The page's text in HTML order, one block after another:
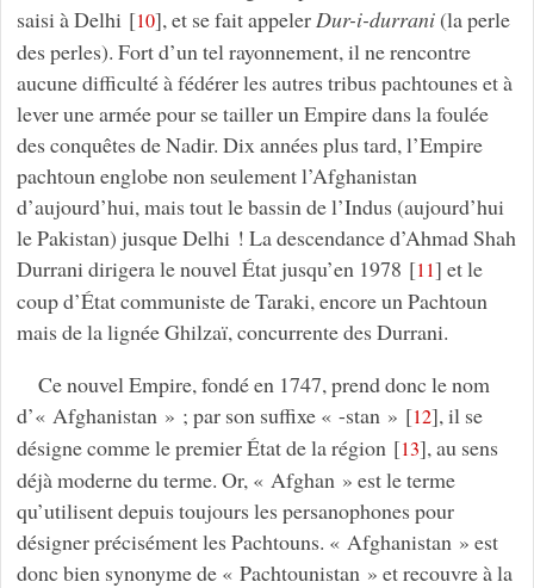
saisi à Delhi[10], et se fait appelerDur-i-durrani(la perle
des perles). Fort d’un tel rayonnement, il ne rencontre
aucune difficulté à fédérer les autres tribus pachtounes et à
lever une armée pour se tailler un Empire dans la foulée
des conquêtes de Nadir. Dix années plus tard, l’Empire
pachtoun englobe non seulement l’Afghanistan
d’aujourd’hui, mais tout le bassin de l’Indus (aujourd’hui
le Pakistan) jusque Delhi ! La descendance d’Ahmad Shah
Durrani dirigera le nouvel État jusqu’en 1978 [11] et le
coup d’État communiste de Taraki, encore un Pachtoun
mais de la lignée Ghilzaï, concurrente des Durrani.
Ce nouvel Empire, fondé en 1747, prend donc le nom
d’« Afghanistan » ; par son suffixe « -stan » [12], il se
désigne comme le premier État de la région[13], au sens
déjà moderne du terme. Or, « Afghan » est le terme
qu’utilisent depuis toujours les persanophones pour
désigner précisément les Pachtouns. « Afghanistan » est
donc bien synonyme de « Pachtounistan » et recouvre à la